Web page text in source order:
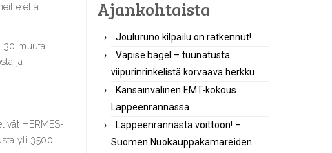
että
30 muuta
ja
HERMES-
yli 3500
Ajankohtaista
Jouluruno kilpailu on ratkennut!
Vapise bagel – tuunatusta
viipurinrinkelistä korvaava herkku
Kansainvälinen EMT-kokous
Lappeenrannassa
Lappeenrannasta voittoon! –
Suomen Nuokauppakamareiden